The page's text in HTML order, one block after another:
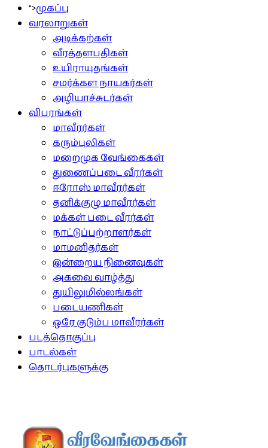
">முகப்பு
வரலாறுகள்
அடிக்கற்கள்
வீரத்தளபதிகள்
உயிராயுதங்கள்
சமர்க்கள நாயகர்கள்
அழியாச்சுடர்கள்
விபரங்கள்
மாவீரர்கள்
கரும்புலிகள்
மறைமுக வேங்கைகள்
துணைப்படை வீரர்கள்
ஈரோஸ் மாவீரர்கள்
தனிக்குழு மாவீரர்கள்
மக்கள் படை வீரர்கள்
நாட்டுப்பற்றாளர்கள்
மாமனிதர்கள்
இன்றைய நினைவுகள்
அகவை வாழ்த்து
துயிலுமில்லங்கள்
படையணிகள்
ஒரே குடும்ப மாவீரர்கள்
படத்தொகுப்பு
பாடல்கள்
தொடர்புகளுக்கு